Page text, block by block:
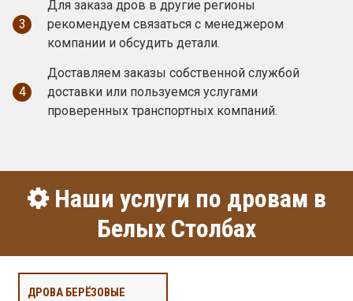
3
Для заказа дров в другие регионы
рекомендуем связаться с менеджером
компании и обсудить детали.
4
Доставляем заказы собственной службой
доставки или пользуемся услугами
проверенных транспортных компаний.
Наши услуги по дровам в
Белых Столбах
ДРОВА БЕРЁЗОВЫЕ